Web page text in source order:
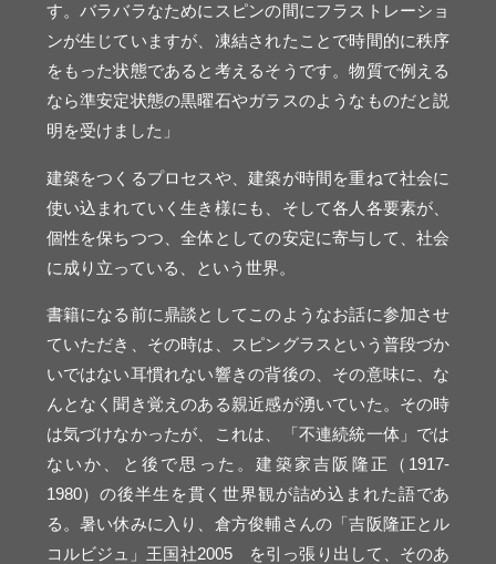
す。バラバラなためにスピンの間にフラストレーショ
ンが生じていますが、凍結されたことで時間的に秩序
をもった状態であると考えるそうです。物質で例える
なら準安定状態の黒曜石やガラスのようなものだと説
明を受けました」
建築をつくるプロセスや、建築が時間を重ねて社会に
使い込まれていく生き様にも、そして各人各要素が、
個性を保ちつつ、全体としての安定に寄与して、社会
に成り立っている、という世界。
書籍になる前に鼎談としてこのようなお話に参加させ
ていただき、その時は、スピングラスという普段づか
いではない耳慣れない響きの背後の、その意味に、な
んとなく聞き覚えのある親近感が湧いていた。その時
は気づけなかったが、これは、「不連続統一体」では
ないか、と後で思った。建築家吉阪隆正（1917-
1980）の後半生を貫く世界観が詰め込まれた語であ
る。暑い休みに入り、倉方俊輔さんの「吉阪隆正とル
コルビジュ」王国社2005 を引っ張り出して、そのあ